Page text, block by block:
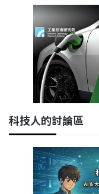
科技人的討論區